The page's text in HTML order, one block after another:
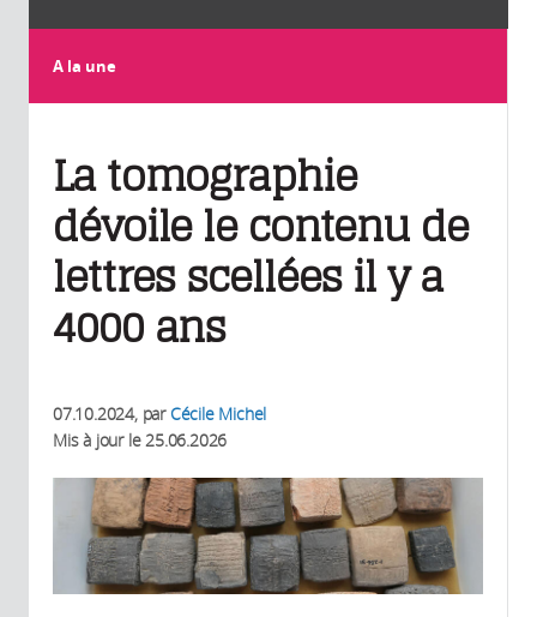
A la une
La tomographie
dévoile le contenu de
lettres scellées il y a
4000 ans
07.10.2024, parCécile Michel
Mis à jour le25.06.2026